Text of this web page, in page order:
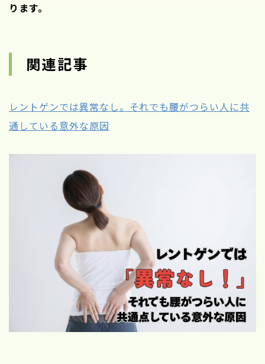
ります。
関連記事
レントゲンでは異常なし。それでも腰がつらい人に共
通している意外な原因